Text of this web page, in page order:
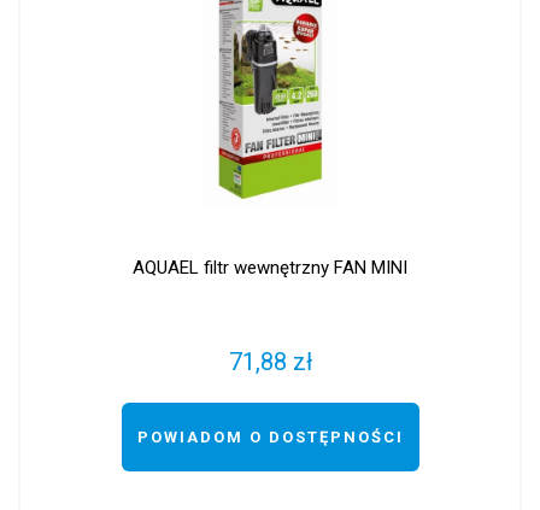
AQUAEL filtr wewnętrzny FAN MINI
71,88 zł
POWIADOM O DOSTĘPNOŚCI